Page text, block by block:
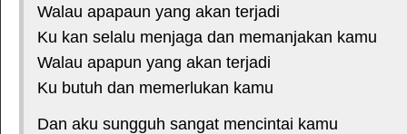
Walau apapaun yang akan terjadi
Ku kan selalu menjaga dan memanjakan kamu
Walau apapun yang akan terjadi
Ku butuh dan memerlukan kamu
Dan aku sungguh sangat mencintai kamu